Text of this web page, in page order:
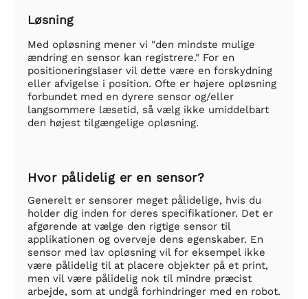
Løsning
Med opløsning mener vi "den mindste mulige
ændring en sensor kan registrere." For en
positioneringslaser vil dette være en forskydning
eller afvigelse i position. Ofte er højere opløsning
forbundet med en dyrere sensor og/eller
langsommere læsetid, så vælg ikke umiddelbart
den højest tilgængelige opløsning.
Hvor pålidelig er en sensor?
Generelt er sensorer meget pålidelige, hvis du
holder dig inden for deres specifikationer. Det er
afgørende at vælge den rigtige sensor til
applikationen og overveje dens egenskaber. En
sensor med lav opløsning vil for eksempel ikke
være pålidelig til at placere objekter på et print,
men vil være pålidelig nok til mindre præcist
arbejde, som at undgå forhindringer med en robot.